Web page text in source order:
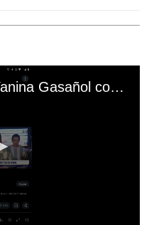
El mal momento de Yanina Gasañol con un hincha argentino en "Subrayado"